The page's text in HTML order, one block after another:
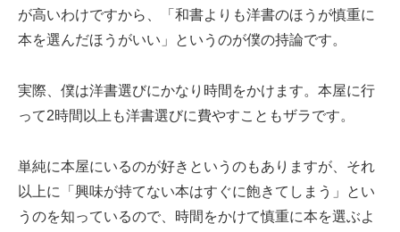
が高いわけですから、「和書よりも洋書のほうが慎重に
本を選んだほうがいい」というのが僕の持論です。
実際、僕は洋書選びにかなり時間をかけます。本屋に行
って2時間以上も洋書選びに費やすこともザラです。
単純に本屋にいるのが好きというのもありますが、それ
以上に「興味が持てない本はすぐに飽きてしまう」とい
うのを知っているので、時間をかけて慎重に本を選ぶよ